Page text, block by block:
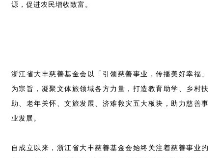
源，促进农民增收致富。
浙江省大丰慈善基金会以 「 引领慈善事业，传播美好幸福 」
为宗旨，凝聚文体旅领域各方力量，打造教育助学、乡村扶
助、老年关怀、文旅发展、济难救灾五大板块，助力慈善事
业发展。
自成立以来，浙江省大丰慈善基金会始终关注着慈善事业的